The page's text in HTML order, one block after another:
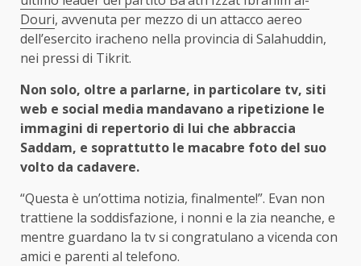
Douri, avvenuta per mezzo di un attacco aereo
dell’esercito iracheno nella provincia di Salahuddin,
nei pressi di Tikrit.
Non solo, oltre a parlarne, in particolare tv, siti
web e social media mandavano a ripetizione le
immagini di repertorio di lui che abbraccia
Saddam, e soprattutto le macabre foto del suo
volto da cadavere.
“Questa è un’ottima notizia, finalmente!”. Evan non
trattiene la soddisfazione, i nonni e la zia neanche, e
mentre guardano la tv si congratulano a vicenda con
amici e parenti al telefono.